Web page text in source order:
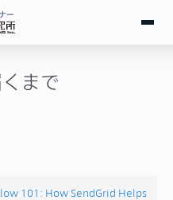
ー
まで
101: How SendGrid Helps